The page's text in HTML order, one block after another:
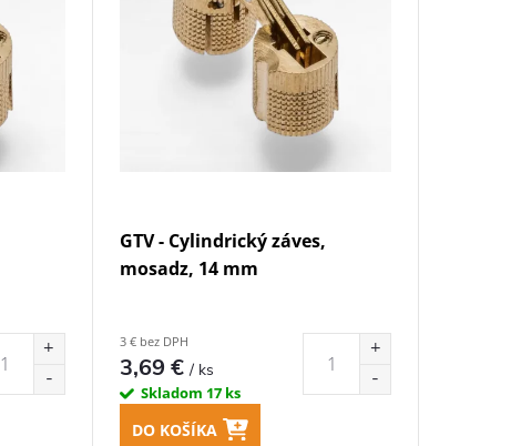
GTV - Cylindrický záves,
mosadz, 14 mm
3 € bez DPH
3,69 €/ ks
Skladom 17 ks
DO KOŠÍKA